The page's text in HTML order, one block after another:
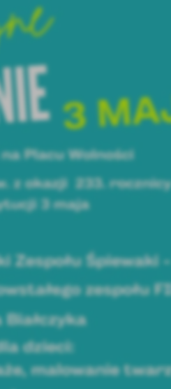
Ustawienia
Szanujemy Twoją prywatność. Możesz zmienić
wszystkie. W dowolnym momencie możesz
Niezbędne
Niezbędne pliki cookies służą do
umożliwiają Ci komfortowe korzystanie z
Pliki cookies odpowiadają na podejmowane
Funkcjonalne i personalizacyjne
Tego typu pliki cookies umożliwiają stronie
Ciebie ustawień oraz personalizację
Dzięki tym plikom cookies możemy zapewnić
naszej strony poprzez dopasowanie jej do
zgody na funkcjonalne i personalizacyjne pliki
funkcji na stronie.
Więcej
Analityczne
Analityczne pliki cookies pomagają nam